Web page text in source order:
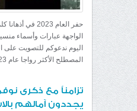
حفر العام 2023
الواجهة عبارات وأسماء
اليوم ندعوكم للتصويت على
المصطلح الأكثر رواجا عام 2023
تزامناً مع ذكرى
يجددون آمالهم